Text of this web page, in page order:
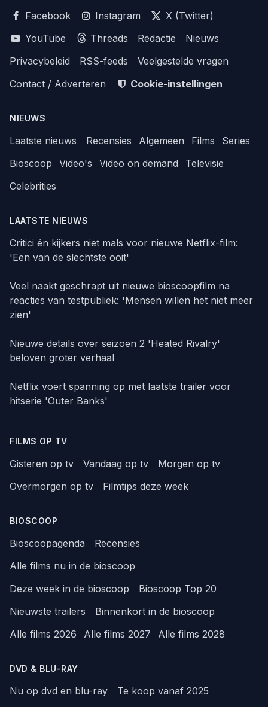
Facebook
Instagram
X (Twitter)
YouTube
Threads Redactie
Nieuws
Privacybeleid
RSS-feeds
Veelgestelde vragen
Contact / Adverteren
Cookie-instellingen
NIEUWS
Laatste nieuws Recensies Algemeen Films
Series
Bioscoop
Video's Video on demand
Televisie
Celebrities
LAATSTE NIEUWS
Critici én kijkers niet mals voor nieuwe Netflix-film:
'Een van de slechtste ooit'
Veel naakt geschrapt uit nieuwe bioscoopfilm na
reacties van testpubliek: 'Mensen willen het niet meer
zien'
Nieuwe details over seizoen 2 'Heated Rivalry'
beloven groter verhaal
Netflix voert spanning op met laatste trailer voor
hitserie 'Outer Banks'
FILMS OP TV
Gisteren op tv Vandaag op tv
Morgen op tv
Overmorgen op tv
Filmtips deze week
BIOSCOOP
Bioscoopagenda
Recensies
Alle films nu in de bioscoop
Deze week in de bioscoop
Bioscoop Top 20
Nieuwste trailers
Binnenkort in de bioscoop
Alle films 2026
Alle films 2027 Alle films 2028
DVD & BLU-RAY
Nu op dvd en blu-ray
Te koop vanaf 2025